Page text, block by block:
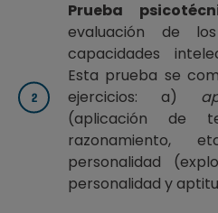
Prueba
evaluación de
capacidades
Esta prueba se
ejercicios: a)
(aplicación de
personalidad
personalidad y